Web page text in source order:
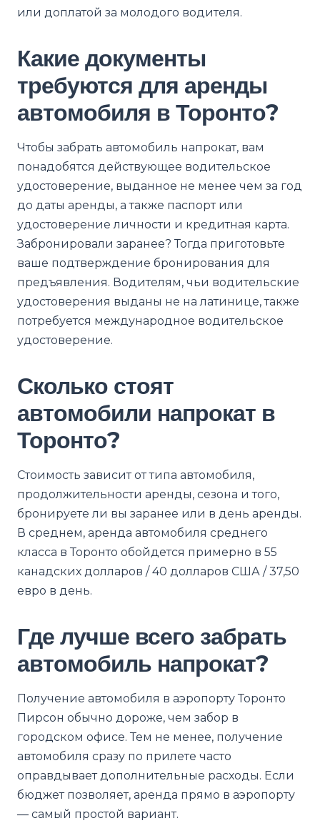
или доплатой за молодого водителя.
Какие документы
требуются для аренды
автомобиля в Торонто?
Чтобы забрать автомобиль напрокат, вам
понадобятся действующее водительское
удостоверение, выданное не менее чем за год
до даты аренды, а также паспорт или
удостоверение личности и кредитная карта.
Забронировали заранее? Тогда приготовьте
ваше подтверждение бронирования для
предъявления. Водителям, чьи водительские
удостоверения выданы не на латинице, также
потребуется международное водительское
удостоверение.
Сколько стоят
автомобили напрокат в
Торонто?
Стоимость зависит от типа автомобиля,
продолжительности аренды, сезона и того,
бронируете ли вы заранее или в день аренды.
В среднем, аренда автомобиля среднего
класса в Торонто обойдется примерно в 55
канадских долларов / 40 долларов США / 37,50
евро в день.
Где лучше всего забрать
автомобиль напрокат?
Получение автомобиля в аэропорту Торонто
Пирсон обычно дороже, чем забор в
городском офисе. Тем не менее, получение
автомобиля сразу по прилете часто
оправдывает дополнительные расходы. Если
бюджет позволяет, аренда прямо в аэропорту
— самый простой вариант.